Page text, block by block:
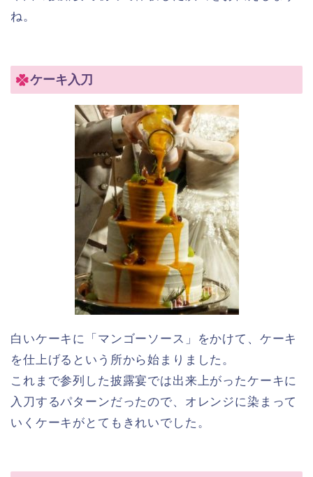
ね。
ケーキ入刀
白いケーキに「マンゴーソース」をかけて、ケーキ
を仕上げるという所から始まりました。
これまで参列した披露宴では出来上がったケーキに
入刀するパターンだったので、オレンジに染まって
いくケーキがとてもきれいでした。